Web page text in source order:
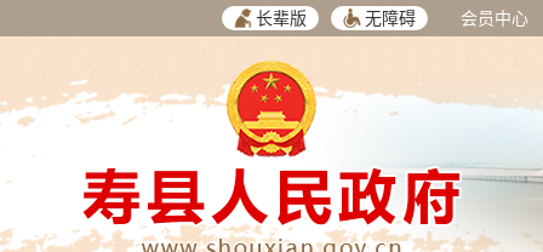
长辈版 无障碍 会员中心